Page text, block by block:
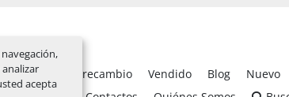
acepta
Piezas de recambio Vendido Blog Nuevo